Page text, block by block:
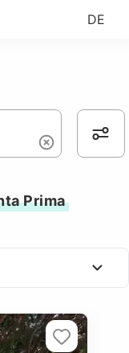
DE
Prima